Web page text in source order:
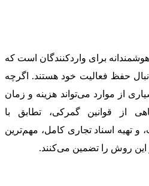
برای واردکنندگان است که
حفظ فعالیت خود هستند. اگرچه
از موارد می‌تواند هزینه و زمان
از قوانین گمرکی، تطابق با
تهیه اسناد تجاری کامل، مهم‌ترین
روش را تضمین می‌کنند.